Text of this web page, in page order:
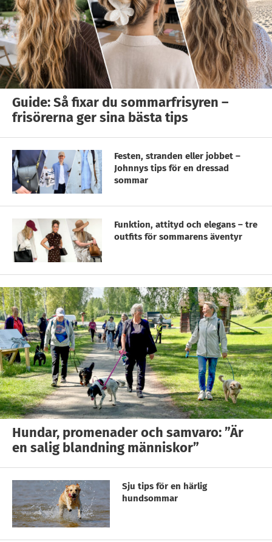
Guide: Så fixar du sommarfrisyren –
frisörerna ger sina bästa tips
Festen, stranden eller jobbet –
Johnnys tips för en dressad
sommar
Funktion, attityd och elegans – tre
outfits för sommarens äventyr
Hundar, promenader och samvaro: ”Är
en salig blandning människor”
Sju tips för en härlig
hundsommar